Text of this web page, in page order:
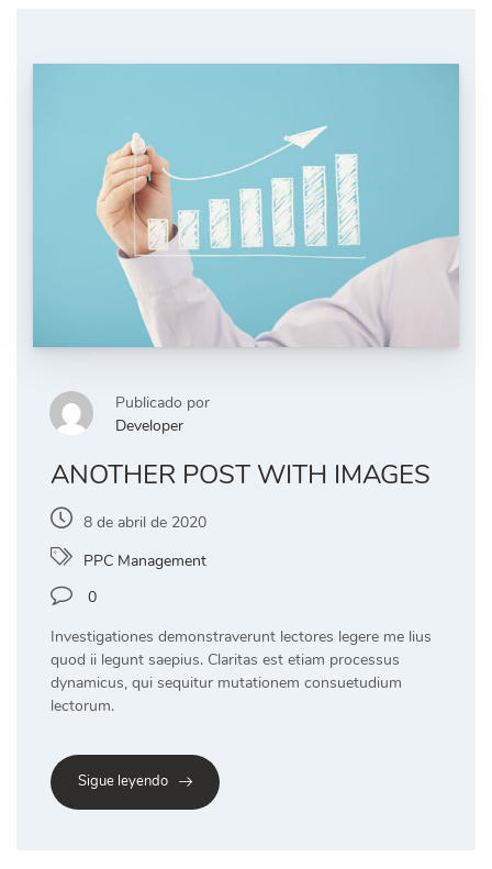
Publicado por
Developer
ANOTHER POST WITH IMAGES
8 de abril de 2020
PPC Management
0
Investigationes demonstraverunt lectores legere me lius
quod ii legunt saepius. Claritas est etiam processus
dynamicus, qui sequitur mutationem consuetudium
lectorum.
Sigue leyendo